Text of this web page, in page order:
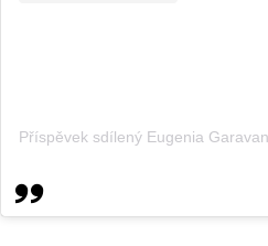
Příspěvek sdílený Eugenia